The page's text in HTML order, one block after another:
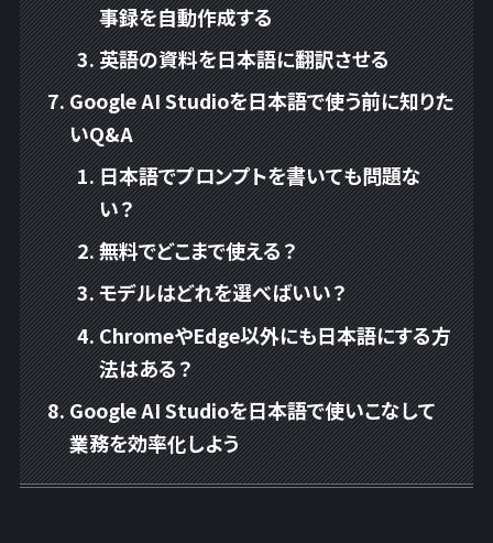
事録を自動作成する
英語の資料を日本語に翻訳させる
Google AI Studioを日本語で使う前に知りた
いQ&A
日本語でプロンプトを書いても問題な
い？
無料でどこまで使える？
モデルはどれを選べばいい？
ChromeやEdge以外にも日本語にする方
法はある？
Google AI Studioを日本語で使いこなして
業務を効率化しよう